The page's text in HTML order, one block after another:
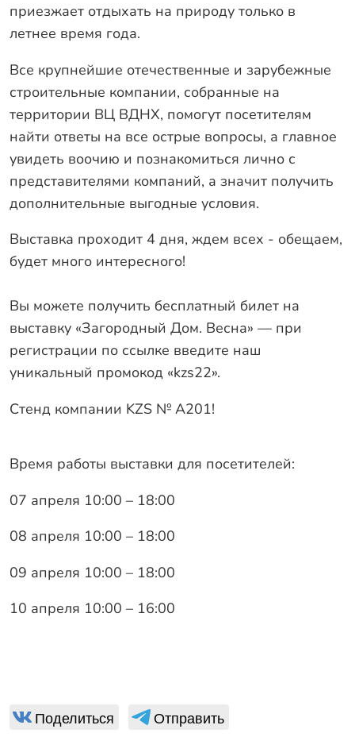
приезжает отдыхать на природу только в
летнее время года.
Все крупнейшие отечественные и зарубежные
строительные компании, собранные на
территории ВЦ ВДНХ, помогут посетителям
найти ответы на все острые вопросы, а главное
увидеть воочию и познакомиться лично с
представителями компаний, а значит получить
дополнительные выгодные условия.
Выставка проходит 4 дня, ждем всех - обещаем,
будет много интересного!
Вы можете получить бесплатный билет на
выставку «Загородный Дом. Весна» — при
регистрации по ссылке введите наш
уникальный промокод «kzs22».
Стенд компании KZS № А201!
Время работы выставки для посетителей:
07 апреля 10:00 – 18:00
08 апреля 10:00 – 18:00
09 апреля 10:00 – 18:00
10 апреля 10:00 – 16:00
Поделиться Отправить